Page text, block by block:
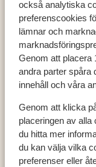
också analytiska
preferenscookies
lämnar och
Genom att placera
andra parter spåra
innehåll och våra
Genom att klicka
placeringen av
du hitta mer
du kan välja vilka
preferenser eller